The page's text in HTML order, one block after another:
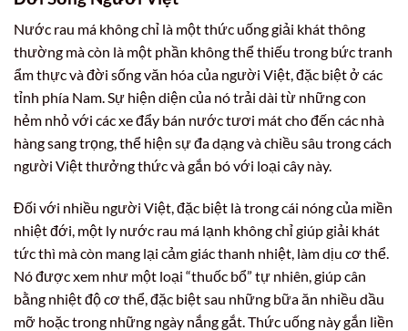
Nước rau má không chỉ là một thức uống giải khát thông
thường mà còn là một phần không thể thiếu trong bức tranh
ẩm thực và đời sống văn hóa của người Việt, đặc biệt ở các
tỉnh phía Nam. Sự hiện diện của nó trải dài từ những con
hẻm nhỏ với các xe đẩy bán nước tươi mát cho đến các nhà
hàng sang trọng, thể hiện sự đa dạng và chiều sâu trong cách
người Việt thưởng thức và gắn bó với loại cây này.
Đối với nhiều người Việt, đặc biệt là trong cái nóng của miền
nhiệt đới, một ly nước rau má lạnh không chỉ giúp giải khát
tức thì mà còn mang lại cảm giác thanh nhiệt, làm dịu cơ thể.
Nó được xem như một loại “thuốc bổ” tự nhiên, giúp cân
bằng nhiệt độ cơ thể, đặc biệt sau những bữa ăn nhiều dầu
mỡ hoặc trong những ngày nắng gắt. Thức uống này gắn liền